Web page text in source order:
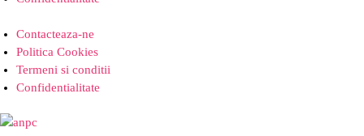
Contacteaza-ne
Politica Cookies
Termeni si conditii
Confidentialitate